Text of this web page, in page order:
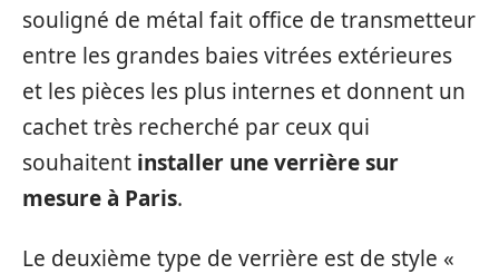
souligné de métal fait office de transmetteur
entre les grandes baies vitrées extérieures
et les pièces les plus internes et donnent un
cachet très recherché par ceux qui
souhaitent installer une verrière sur
mesure à Paris.
Le deuxième type de verrière est de style «